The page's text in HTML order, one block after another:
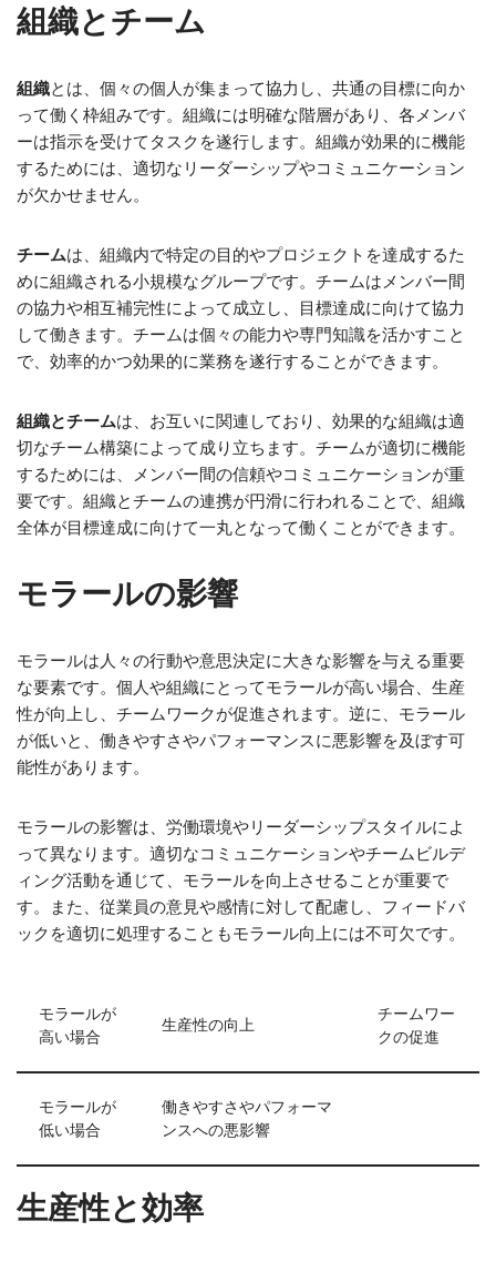
組織とチーム
組織とは、個々の個人が集まって協力し、共通の目標に向か
って働く枠組みです。組織には明確な階層があり、各メンバ
ーは指示を受けてタスクを遂行します。組織が効果的に機能
するためには、適切なリーダーシップやコミュニケーション
が欠かせません。
チームは、組織内で特定の目的やプロジェクトを達成するた
めに組織される小規模なグループです。チームはメンバー間
の協力や相互補完性によって成立し、目標達成に向けて協力
して働きます。チームは個々の能力や専門知識を活かすこと
で、効率的かつ効果的に業務を遂行することができます。
組織とチームは、お互いに関連しており、効果的な組織は適
切なチーム構築によって成り立ちます。チームが適切に機能
するためには、メンバー間の信頼やコミュニケーションが重
要です。組織とチームの連携が円滑に行われることで、組織
全体が目標達成に向けて一丸となって働くことができます。
モラールの影響
モラールは人々の行動や意思決定に大きな影響を与える重要
な要素です。個人や組織にとってモラールが高い場合、生産
性が向上し、チームワークが促進されます。逆に、モラール
が低いと、働きやすさやパフォーマンスに悪影響を及ぼす可
能性があります。
モラールの影響は、労働環境やリーダーシップスタイルによ
って異なります。適切なコミュニケーションやチームビルデ
ィング活動を通じて、モラールを向上させることが重要で
す。また、従業員の意見や感情に対して配慮し、フィードバ
ックを適切に処理することもモラール向上には不可欠です。
モラールが
高い場合
生産性の向上
チームワー
クの促進
モラールが
低い場合
働きやすさやパフォーマ
ンスへの悪影響
生産性と効率